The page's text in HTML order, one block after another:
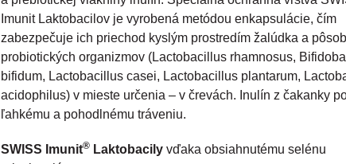
Imunit Laktobacilov je vyrobená metódou enkapsulácie, čím
zabezpečuje ich priechod kyslým prostredím žalúdka a
probiotických organizmov (Lactobacillus rhamnosus,
bifidum, Lactobacillus casei, Lactobacillus plantarum,
acidophilus) v mieste určenia – v črevách. Inulín z čakanky
ľahkému a pohodlnému tráveniu.
SWISS Imunit® Laktobacily vďaka obsiahnutému selénu